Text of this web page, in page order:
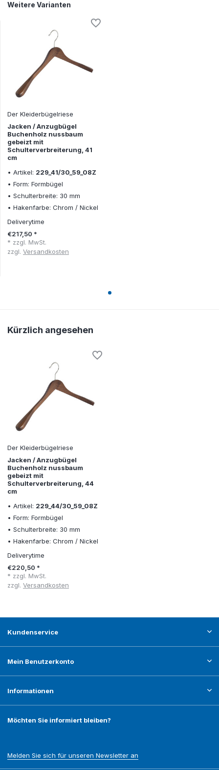
Weitere Varianten
Der Kleiderbügelriese
Jacken / Anzugbügel
Buchenholz nussbaum
gebeizt mit
Schulterverbreiterung, 41
cm
• Artikel: 229_41/30_59_08Z
• Form: Formbügel
• Schulterbreite: 30 mm
• Hakenfarbe: Chrom / Nickel
Deliverytime
€217,50 *
* zzgl. MwSt.
zzgl. Versandkosten
Kürzlich angesehen
Der Kleiderbügelriese
Jacken / Anzugbügel
Buchenholz nussbaum
gebeizt mit
Schulterverbreiterung, 44
cm
• Artikel: 229_44/30_59_08Z
• Form: Formbügel
• Schulterbreite: 30 mm
• Hakenfarbe: Chrom / Nickel
Deliverytime
€220,50 *
* zzgl. MwSt.
zzgl. Versandkosten
Kundenservice
Mein Benutzerkonto
Informationen
Möchten Sie informiert bleiben?
Melden Sie sich für unseren Newsletter an